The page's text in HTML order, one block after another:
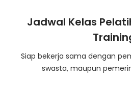
Jadwal Kelas
Siap bekerja sama dengan
swasta, maupun